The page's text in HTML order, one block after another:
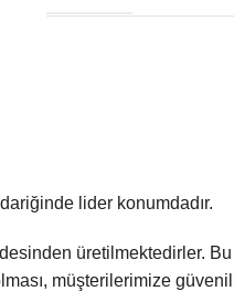
lider konumdadır.
üretilmektedirler.
müşterilerimize